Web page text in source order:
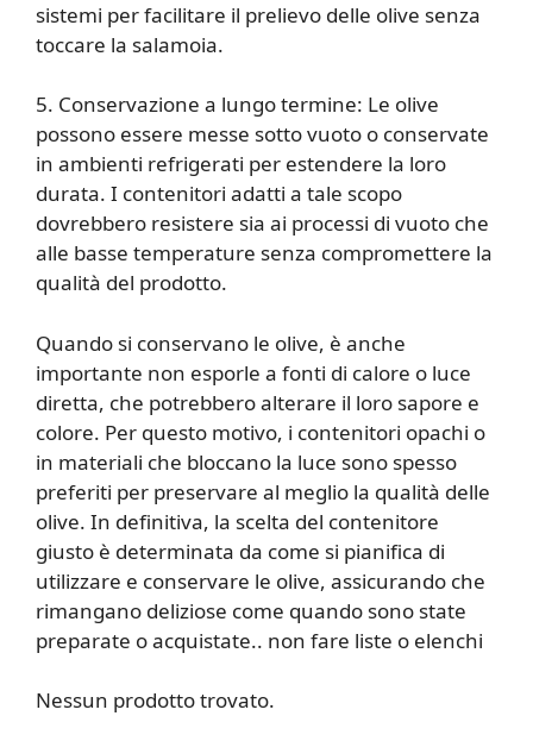
sistemi per facilitare il prelievo delle olive senza
toccare la salamoia.
5. Conservazione a lungo termine: Le olive
possono essere messe sotto vuoto o conservate
in ambienti refrigerati per estendere la loro
durata. I contenitori adatti a tale scopo
dovrebbero resistere sia ai processi di vuoto che
alle basse temperature senza compromettere la
qualità del prodotto.
Quando si conservano le olive, è anche
importante non esporle a fonti di calore o luce
diretta, che potrebbero alterare il loro sapore e
colore. Per questo motivo, i contenitori opachi o
in materiali che bloccano la luce sono spesso
preferiti per preservare al meglio la qualità delle
olive. In definitiva, la scelta del contenitore
giusto è determinata da come si pianifica di
utilizzare e conservare le olive, assicurando che
rimangano deliziose come quando sono state
preparate o acquistate.. non fare liste o elenchi
Nessun prodotto trovato.